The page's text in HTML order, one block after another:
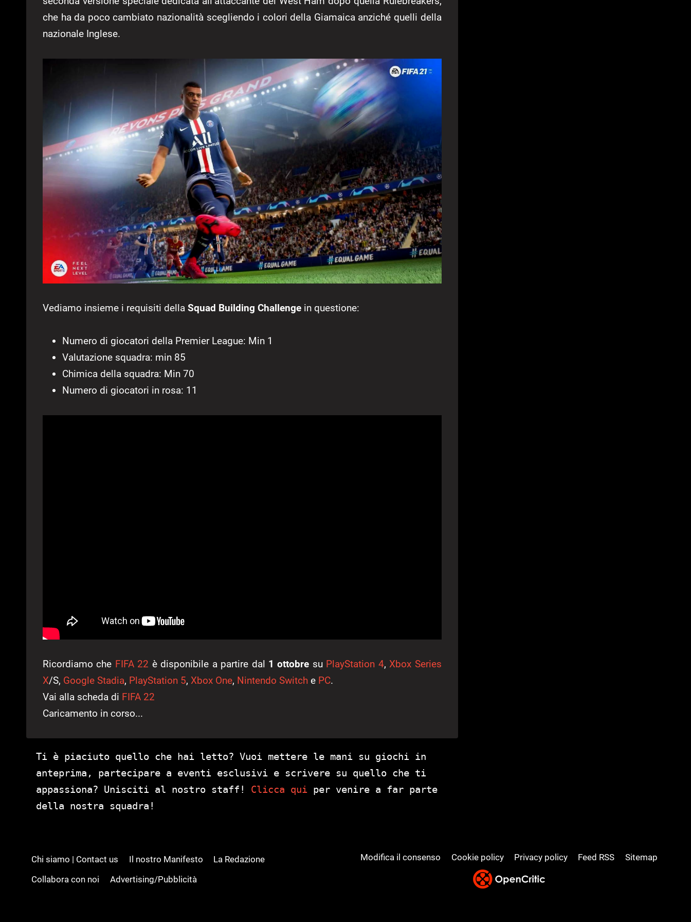
che ha da poco cambiato nazionalità scegliendo i colori della Giamaica anziché quelli della
nazionale Inglese.
Vediamo insieme i requisiti della Squad Building Challenge in questione:
Numero di giocatori della Premier League: Min 1
Valutazione squadra: min 85
Chimica della squadra: Min 70
Numero di giocatori in rosa: 11
Ricordiamo che FIFA 22 è disponibile a partire dal 1 ottobre su PlayStation 4,Xbox Series
X/S, Google Stadia, PlayStation 5, Xbox One, Nintendo Switch e PC.
Vai alla scheda di FIFA 22
Caricamento in corso...
Ti è piaciuto quello che hai letto? Vuoi mettere le mani su giochi in
anteprima, partecipare a eventi esclusivi e scrivere su quello che ti
appassiona? Unisciti al nostro staff! Clicca qui per venire a far parte
della nostra squadra!
Chi siamo | Contact us Il nostro Manifesto
La Redazione
Collabora con noi
Advertising/Pubblicità
Modifica il consenso Cookie policy Privacy policy Feed RSS Sitemap